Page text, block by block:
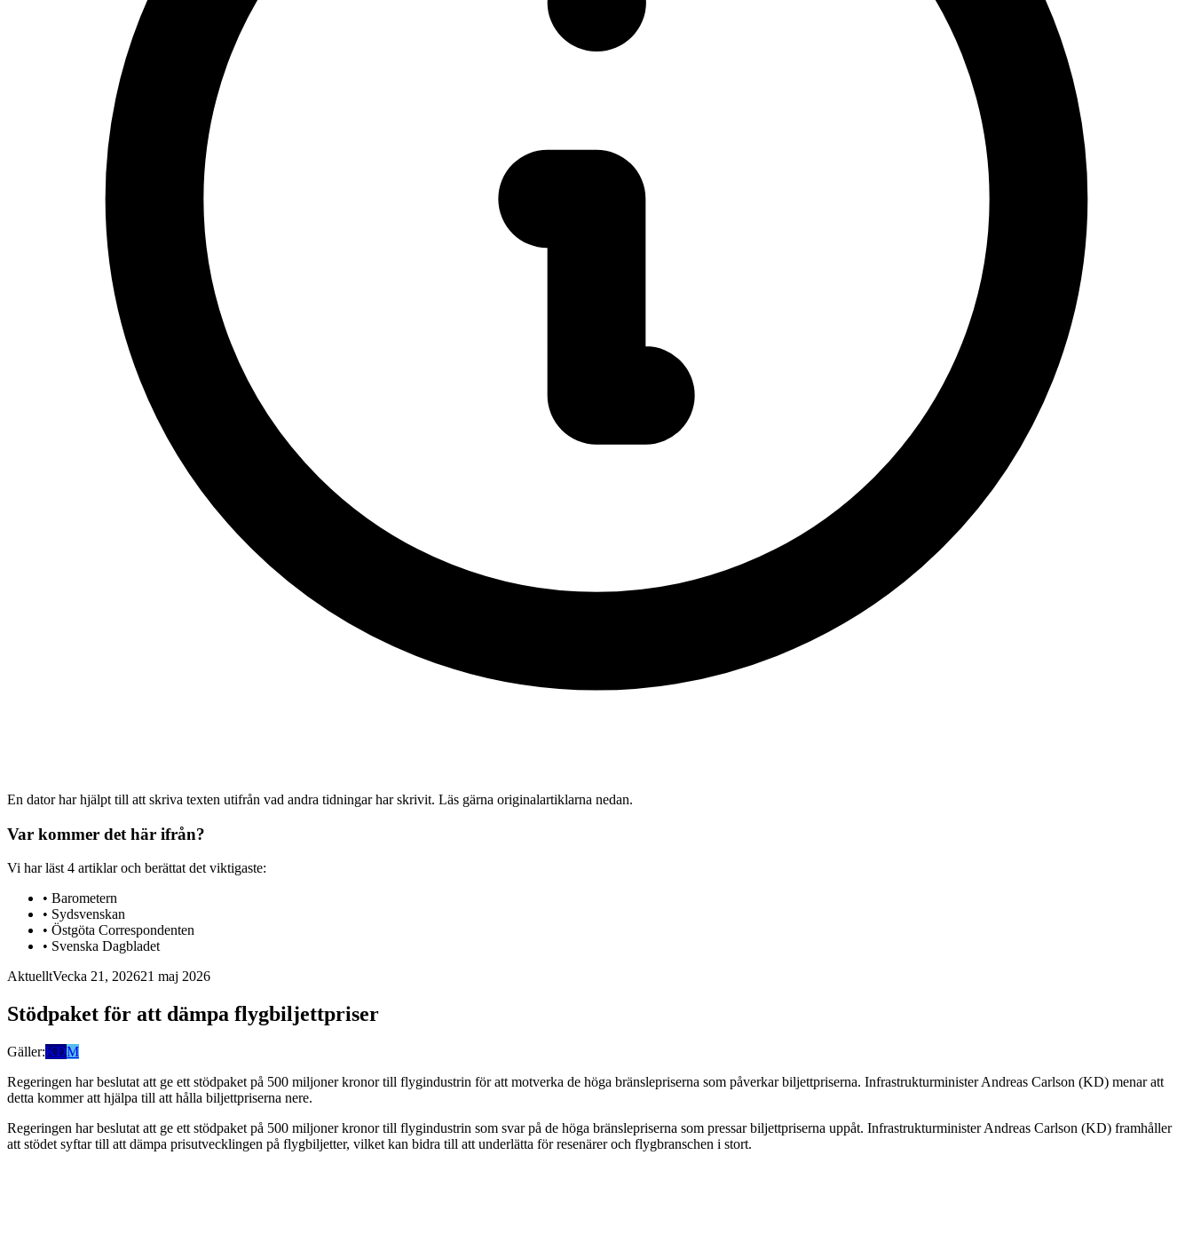
En dator har hjälpt till att skriva texten utifrån vad andra tidningar har skrivit. Läs gärna originalartiklarna nedan.
Var kommer det här ifrån?
Vi har läst 4 artiklaroch berättat det viktigaste:
• Barometern
• Sydsvenskan
• Östgöta Correspondenten
• Svenska Dagbladet
AktuelltVecka 21, 202621 maj 2026
Stödpaket för att dämpa flygbiljettpriser
Gäller:KDM
Regeringen har beslutat att ge ett stödpaket på 500 miljoner kronor till flygindustrin för att motverka de höga bränslepriserna som påverkar biljettpriserna. Infrastrukturminister Andreas Carlson (KD) menar att
detta kommer att hjälpa till att hålla biljettpriserna nere.
Regeringen har beslutat att ge ett stödpaket på 500 miljoner kronor till flygindustrin som svar på de höga bränslepriserna som pressar biljettpriserna uppåt. Infrastrukturminister Andreas Carlson (KD) framhåller
att stödet syftar till att dämpa prisutvecklingen på flygbiljetter, vilket kan bidra till att underlätta för resenärer och flygbranschen i stort.